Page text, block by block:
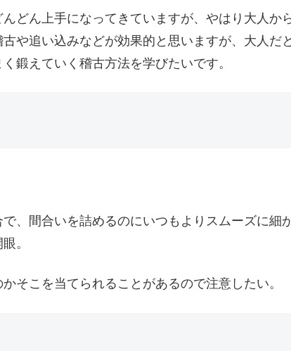
どん上手になってきていますが、やはり大人か
や追い込みなどが効果的と思いますが、大人だ
鍛えていく稽古方法を学びたいです。
、間合いを詰めるのにいつもよりスムーズに細
。
そこを当てられることがあるので注意したい。